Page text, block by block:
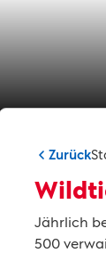
Zurück
Jährlich
500